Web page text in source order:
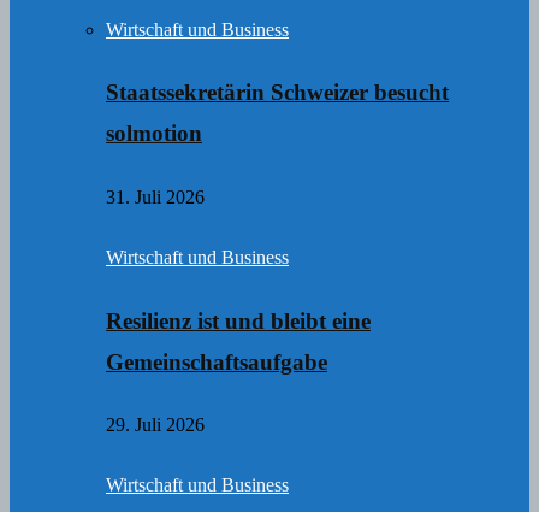
Wirtschaft und Business
Staatssekretärin Schweizer besucht
solmotion
31. Juli 2026
Wirtschaft und Business
Resilienz ist und bleibt eine
Gemeinschaftsaufgabe
29. Juli 2026
Wirtschaft und Business